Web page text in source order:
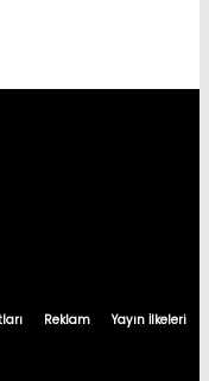
Reklam Yayın İlkeleri